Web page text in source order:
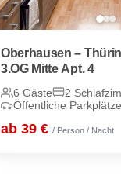
Oberhausen –
3.OG Mitte Apt. 4
6 Gäste 2
Öffentliche
ab 39 € / Person / Nacht